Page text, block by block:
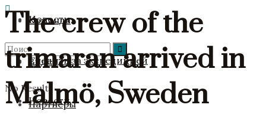
Новости
Видео
Партнёры
Команда
Следить за экспедицией
Новости
No Result
The crew of the
trimaran arrived in
Malmö, Sweden